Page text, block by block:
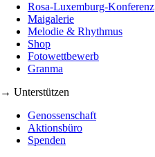
Rosa-Luxemburg-Konferenz
Maigalerie
Melodie & Rhythmus
Shop
Fotowettbewerb
Granma
→ Unterstützen
Genossenschaft
Aktionsbüro
Spenden